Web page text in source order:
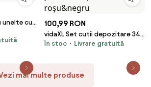
unelte cu
x 55 cm
100,99 RON
vidaXL Set cutii depozitare 34
piese cu panouri de perete,
În stoc Livrare gratuită
mai multe produse